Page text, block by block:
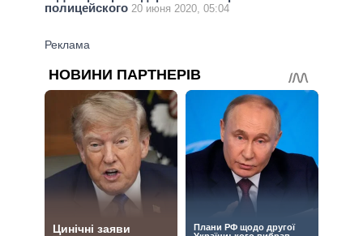
полицейского 20 июня 2020, 05:04